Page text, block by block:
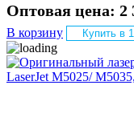
Оптовая цена: 2
В корзину Купить в